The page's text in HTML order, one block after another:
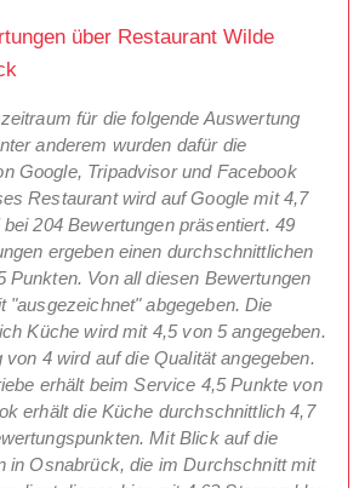
über Restaurant Wilde
für die folgende Auswertung
anderem wurden dafür die
Google, Tripadvisor und Facebook
Restaurant wird auf Google mit 4,7
204 Bewertungen präsentiert. 49
ergeben einen durchschnittlichen
Punkten. Von all diesen Bewertungen
"ausgezeichnet" abgegeben. Die
Küche wird mit 4,5 von 5 angegeben.
4 wird auf die Qualität angegeben.
erhält beim Service 4,5 Punkte von
erhält die Küche durchschnittlich 4,7
Mit Blick auf die
in Osnabrück, die im Durchschnitt mit